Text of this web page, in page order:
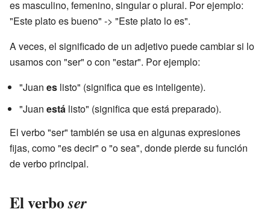
es masculino, femenino, singular o plural. Por ejemplo:
"Este plato es bueno" -> "Este plato lo es".
A veces, el significado de un adjetivo puede cambiar si lo
usamos con "ser" o con "estar". Por ejemplo:
"Juan es listo" (significa que es inteligente).
"Juan está listo" (significa que está preparado).
El verbo "ser" también se usa en algunas expresiones
fijas, como "es decir" o "o sea", donde pierde su función
de verbo principal.
El verboser